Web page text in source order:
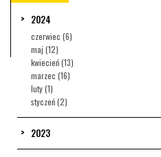
2024
czerwiec (6)
maj (12)
kwiecień (13)
marzec (16)
luty (1)
styczeń (2)
2023